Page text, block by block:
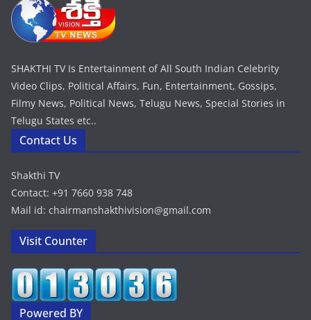
SHAKTHI TV Is Entertainment of All South Indian Celebrity
Video Clips, Political Affairs, Fun, Entertainment, Gossips,
Filmy News, Political News, Telugu News, Special Stories in
Telugu States etc..
Contact Us
Shakthi TV
Contact: +91 7660 938 748
Mail id: chairmanshakthivision@gmail.com
Visit Counter
Powered BY